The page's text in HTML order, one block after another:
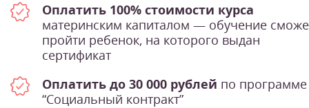
Оплатить 100% стоимости курса
материнским капиталом — обучение
пройти ребенок, на которого выдан
сертификат
Оплатить до 30 000 рублей по программе
“Социальный контракт”